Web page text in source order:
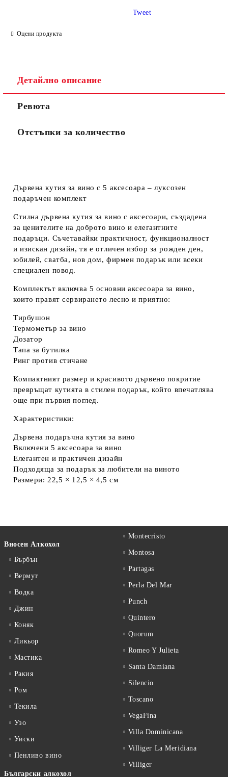
Оцени продукта
Tweet
Детайлно описание
Ревюта
Отстъпки за количество
Дървена кутия за вино с 5 аксесоара – луксозен
подаръчен комплект
Стилна дървена кутия за вино с аксесоари, създадена
за ценителите на доброто вино и елегантните
подаръци. Съчетавайки практичност, функционалност
и изискан дизайн, тя е отличен избор за рожден ден,
юбилей, сватба, нов дом, фирмен подарък или всеки
специален повод.
Комплектът включва 5 основни аксесоара за вино,
които правят сервирането лесно и приятно:
Тирбушон
Термометър за вино
Дозатор
Тапа за бутилка
Ринг против стичане
Компактният размер и красивото дървено покритие
превръщат кутията в стилен подарък, който впечатлява
още при първия поглед.
Характеристики:
Дървена подаръчна кутия за вино
Включени 5 аксесоара за вино
Елегантен и практичен дизайн
Подходяща за подарък за любители на виното
Размери: 22,5 × 12,5 × 4,5 см
Вносен Алкохол
Бърбън
Вермут
Водка
Джин
Коняк
Ликьор
Мастика
Ракия
Ром
Текила
Узо
Уиски
Пенливо вино
Български алкохол
Montecristo
Montosa
Partagas
Perla Del Mar
Punch
Quintero
Quorum
Romeo Y Julieta
Santa Damiana
Silencio
Toscano
VegaFina
Villa Dominicana
Villiger La Meridiana
Villiger